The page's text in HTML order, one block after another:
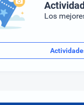
Los